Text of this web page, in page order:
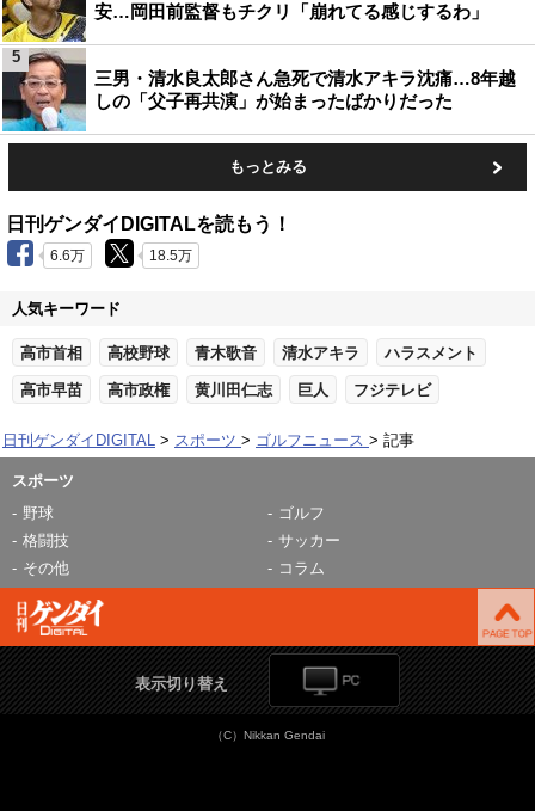
安…岡田前監督もチクリ「崩れてる感じするわ」
三男・清水良太郎さん急死で清水アキラ沈痛…8年越
しの「父子再共演」が始まったばかりだった
5
もっとみる
日刊ゲンダイDIGITALを読もう！
6.6万 18.5万
人気キーワード
高市首相 高校野球 青木歌音 清水アキラ ハラスメント
高市早苗 高市政権 黄川田仁志 巨人 フジテレビ
日刊ゲンダイDIGITAL スポーツ ゴルフニュース 記事
スポーツ
野球
ゴルフ
格闘技
サッカー
その他
コラム
表示切り替え
（C）Nikkan Gendai